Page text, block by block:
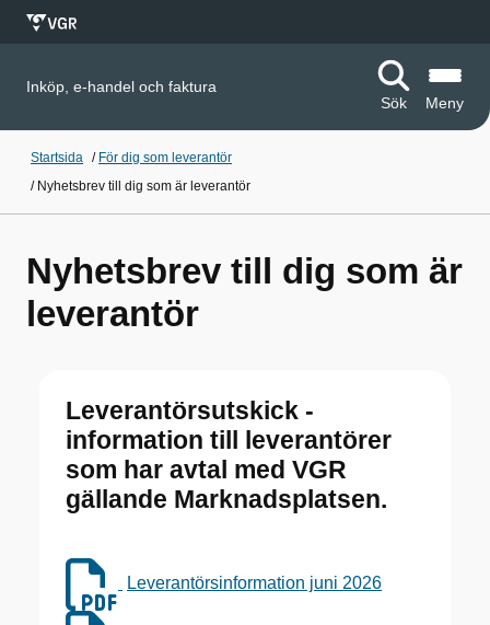
Inköp, e-handel och faktura
Sök
Meny
Startsida / För dig som leverantör
/ Nyhetsbrev till dig som är leverantör
Nyhetsbrev till dig som är
leverantör
Leverantörsutskick -
information till leverantörer
som har avtal med VGR
gällande Marknadsplatsen.
Leverantörsinformation juni 2026